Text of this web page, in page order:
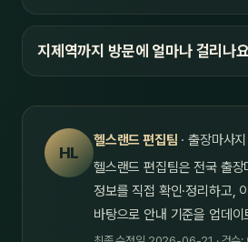
지제역까지 방문에 얼마나 걸리나
HL
헬스랜드 편집팀 · 출장마사
헬스랜드 편집팀은 전국 출장
정보를 직접 확인·정리하고,
바탕으로 안내 기준을 업데이